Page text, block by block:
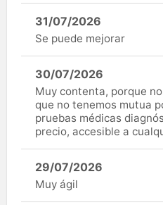
31/07/2026
Se puede mejorar
30/07/2026
Muy contenta, porque
que no tenemos mutua
pruebas médicas
precio, accesible a
29/07/2026
Muy ágil